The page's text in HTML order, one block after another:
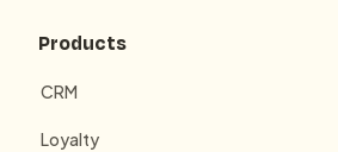
Products
CRM
Loyalty